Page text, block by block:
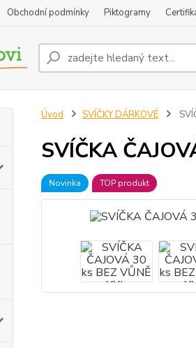
Obchodní podmínky Piktogramy
Úvod SVÍČKY DÁRKOVÉ
SVÍČKA
Novinka TOP produkt